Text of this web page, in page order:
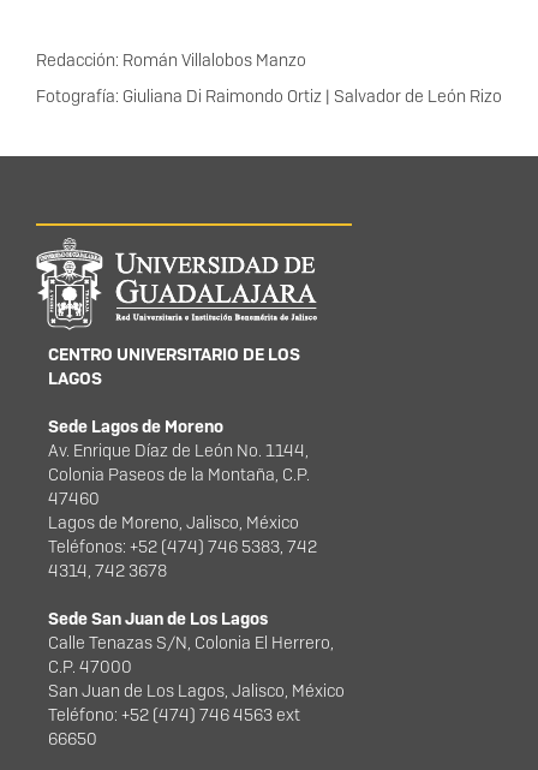
Redacción: Román Villalobos Manzo
Fotografía: Giuliana Di Raimondo Ortiz | Salvador de León Rizo
Información del
portal
CENTRO UNIVERSITARIO DE LOS
LAGOS
Sede Lagos de Moreno
Av. Enrique Díaz de León No. 1144,
Colonia Paseos de la Montaña, C.P.
47460
Lagos de Moreno, Jalisco, México
Teléfonos: +52 (474) 746 5383, 742
4314, 742 3678
Sede San Juan de Los Lagos
Calle Tenazas S/N, Colonia El Herrero,
C.P. 47000
San Juan de Los Lagos, Jalisco, México
Teléfono: +52 (474) 746 4563 ext
66650